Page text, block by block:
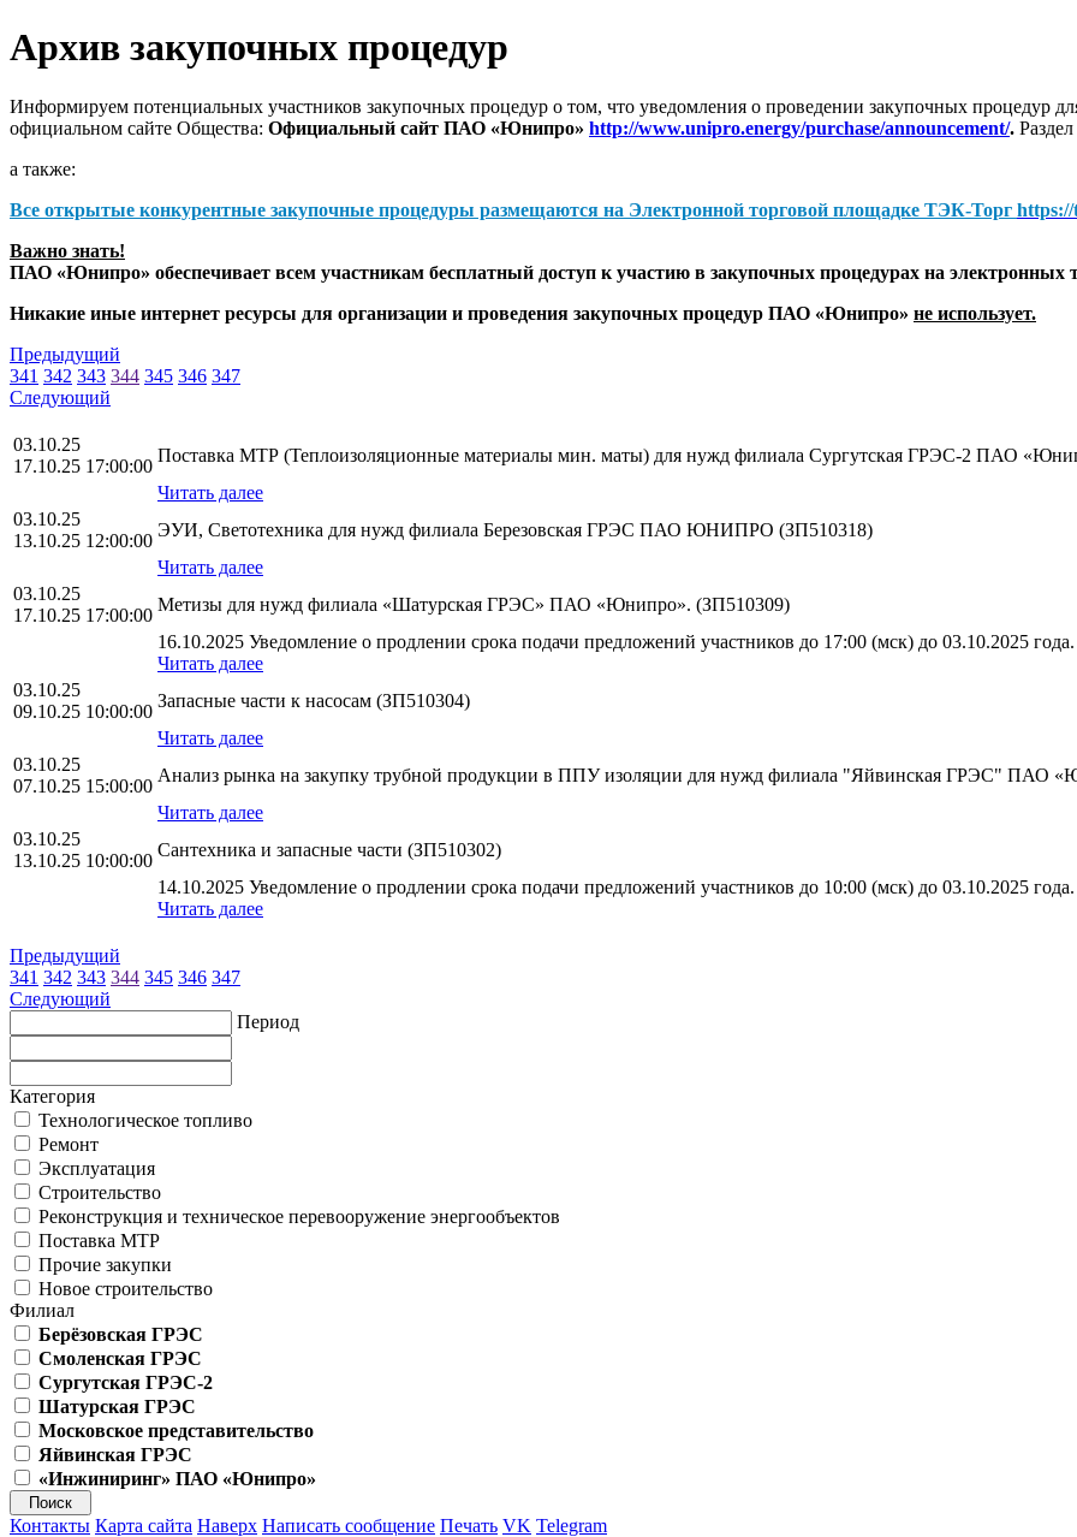
Архив закупочных процедур
Информируем потенциальных участников закупочных процедур о том, что уведомления о проведении закупочных
официальном сайте Общества: Официальный сайт ПАО «Юнипро» http://www.unipro.energy/purchase/announcement/.
а также:
Все открытые конкурентные закупочные процедуры размещаются на Электронной торговой площадке ТЭК-Торг
Важно знать!
ПАО «Юнипро» обеспечивает всем участникам бесплатный доступ к участию в закупочных процедурах на электронных
Никакие иные интернет ресурсы для организации и проведения закупочных процедур ПАО «Юнипро» не использует.
Предыдущий
341 342 343 344 345 346 347
Следующий
03.10.25
17.10.25 17:00:00
Поставка МТР (Теплоизоляционные материалы мин. маты) для нужд филиала Сургутская ГРЭС-2 ПАО
Читать далее
03.10.25
13.10.25 12:00:00
ЭУИ, Светотехника для нужд филиала Березовская ГРЭС ПАО ЮНИПРО (ЗП510318)
Читать далее
03.10.25
17.10.25 17:00:00
Метизы для нужд филиала «Шатурская ГРЭС» ПАО «Юнипро». (ЗП510309)
16.10.2025 Уведомление о продлении срока подачи предложений участников до 17:00 (мск) до 03.10.2025 года.
Читать далее
03.10.25
09.10.25 10:00:00
Запасные части к насосам (ЗП510304)
Читать далее
03.10.25
07.10.25 15:00:00
Анализ рынка на закупку трубной продукции в ППУ изоляции для нужд филиала "Яйвинская ГРЭС" ПАО
Читать далее
03.10.25
13.10.25 10:00:00
Сантехника и запасные части (ЗП510302)
14.10.2025 Уведомление о продлении срока подачи предложений участников до 10:00 (мск) до 03.10.2025 года.
Читать далее
Предыдущий
341 342 343 344 345 346 347
Следующий
Период
Категория
Технологическое топливо
Ремонт
Эксплуатация
Строительство
Реконструкция и техническое перевооружение энергообъектов
Поставка МТР
Прочие закупки
Новое строительство
Филиал
Берёзовская ГРЭС
Смоленская ГРЭС
Сургутская ГРЭС-2
Шатурская ГРЭС
Московское представительство
Яйвинская ГРЭС
«Инжиниринг» ПАО «Юнипро»
Контакты Карта сайта Наверх Написать сообщение Печать VK Telegram